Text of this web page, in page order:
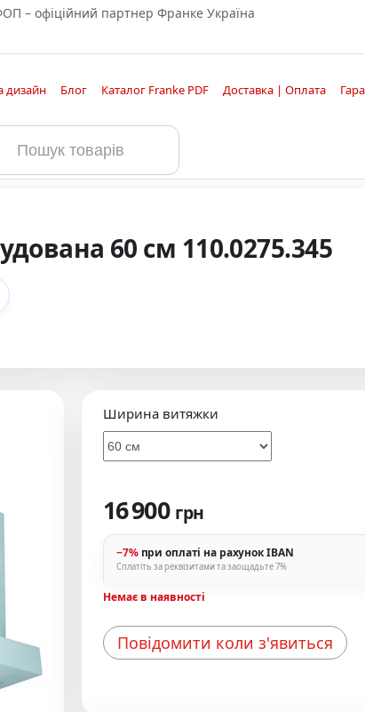
– офіційний партнер Франке Україна
дизайн Блог Каталог Franke PDF Доставка | Оплата
60 см 110.0275.345
Ширина витяжки
16 900 грн
−7% при оплаті на рахунок IBAN
Сплатіть за реквізитами та заощадьте 7%
Немає в наявності
Повідомити коли з'явиться